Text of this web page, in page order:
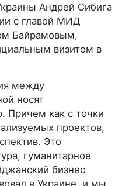
Андрей Сибига
с главой МИД
Байрамовым,
визитом в
между
носят
Причем как с точки
проектов,
Это
гуманитарное
бизнес
в Украине, и мы